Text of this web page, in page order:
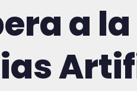
a